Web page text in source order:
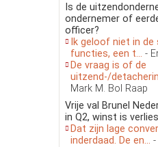
Is de
ondernemer of
officer?
Ik geloof niet in de
functies, een t... -
De vraag is of de
uitzend-/
Mark M. Bol Raap
Vrije val Brunel
in Q2, winst is
Dat zijn lage
inderdaad. De en...